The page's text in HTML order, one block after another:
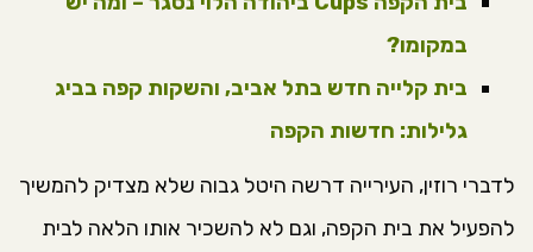
במקומו?
בית קלייה חדש בתל אביב, והשקות קפה בביג
גלילות: חדשות הקפה
לדברי רוזין, העירייה דרשה היטל גבוה שלא מצדיק להמשיך
להפעיל את בית הקפה, וגם לא להשכיר אותו הלאה לבית